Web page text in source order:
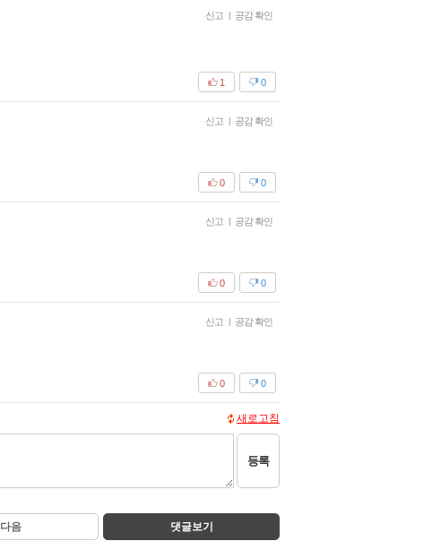
신고 | 공감 확인
0
1
신고 | 공감 확인
0
0
신고 | 공감 확인
0
0
신고 | 공감 확인
0
0
새로고침
등록
다음 댓글보기